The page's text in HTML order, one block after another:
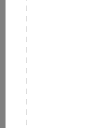
Umów e-